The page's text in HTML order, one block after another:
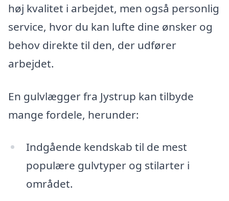
høj kvalitet i arbejdet, men også personlig
service, hvor du kan lufte dine ønsker og
behov direkte til den, der udfører
arbejdet.
En gulvlægger fra Jystrup kan tilbyde
mange fordele, herunder:
Indgående kendskab til de mest
populære gulvtyper og stilarter i
området.